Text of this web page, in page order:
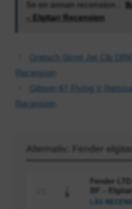
Se en annan recension :
– Elgitarr Recension
Gretsch Strml Jet Clb
Recension
Gibson 67 Flying V
Recension
Alternativ: Fender
Fender
BF –
LÄS